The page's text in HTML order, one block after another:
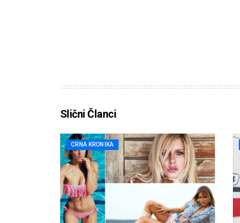
Slični Članci
CRNA KRONIKA